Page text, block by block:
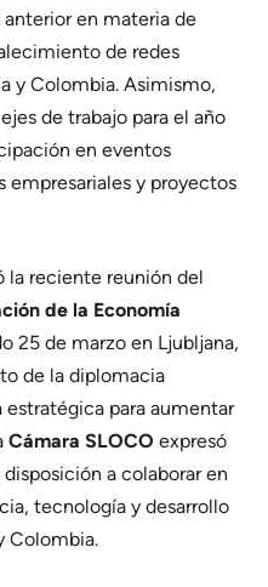
anterior en materia de
de redes
y Colombia. Asimismo,
de trabajo para el año
en eventos
empresariales y proyectos
la reciente reunión del
de la Economía
25 de marzo en Ljubljana,
de la diplomacia
para aumentar
Cámara SLOCO expresó
a colaborar en
tecnología y desarrollo
Colombia.